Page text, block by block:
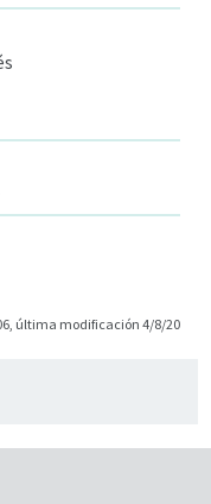
última modificación 4/8/20